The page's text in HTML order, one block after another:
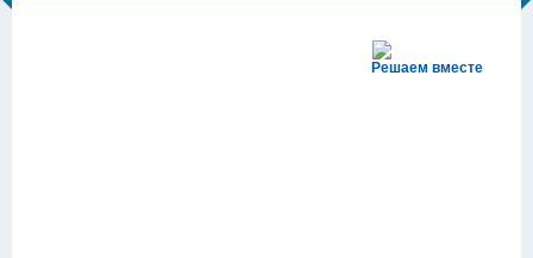
Решаем вместе